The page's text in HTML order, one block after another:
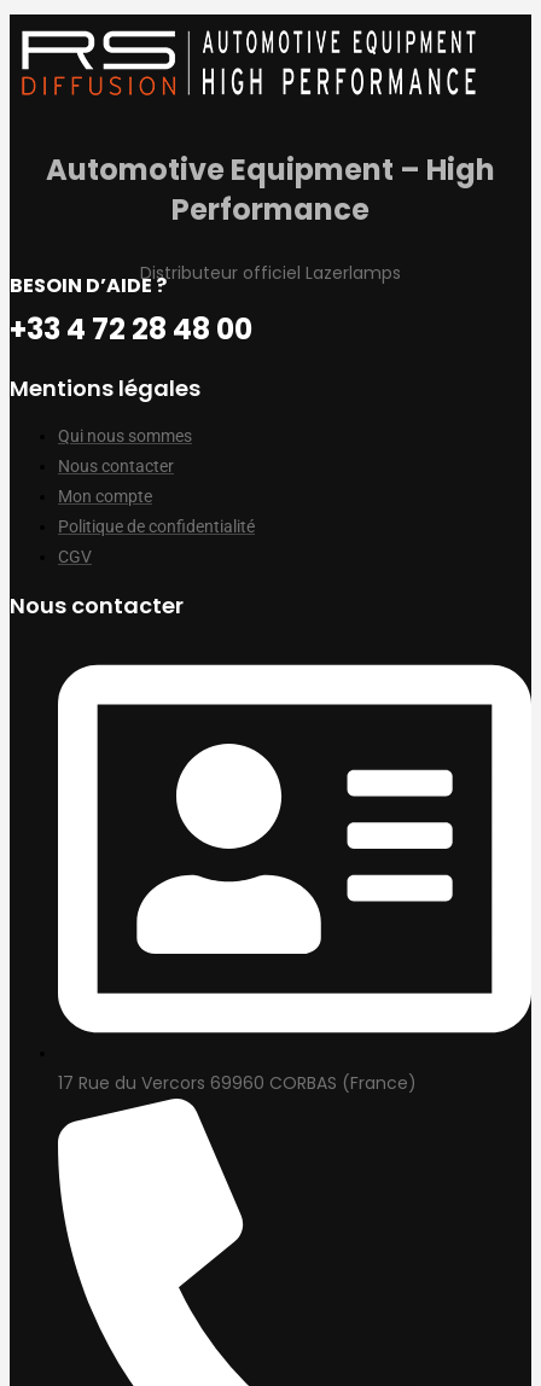
Automotive Equipment – High
Performance
Distributeur officiel Lazerlamps
BESOIN D’AIDE ?
+33 4 72 28 48 00
Mentions légales
Qui nous sommes
Nous contacter
Mon compte
Politique de confidentialité
CGV
Nous contacter
17 Rue du Vercors 69960 CORBAS (France)